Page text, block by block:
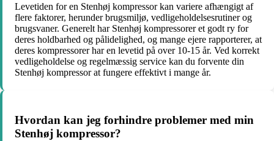
Levetiden for en Stenhøj kompressor kan variere afhængigt af
flere faktorer, herunder brugsmiljø, vedligeholdelsesrutiner og
brugsvaner. Generelt har Stenhøj kompressorer et godt ry for
deres holdbarhed og pålidelighed, og mange ejere rapporterer, at
deres kompressorer har en levetid på over 10-15 år. Ved korrekt
vedligeholdelse og regelmæssig service kan du forvente din
Stenhøj kompressor at fungere effektivt i mange år.
Hvordan kan jeg forhindre problemer med min
Stenhøj kompressor?